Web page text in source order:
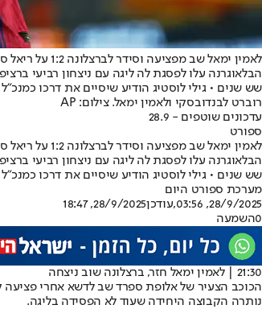
לאמין ימאל שב מפציעה וסידר לברצלונה 1:2 על ריאל סוסיאדד
שש שנים • גילי לוסטיג הודיע שיסיים את דרכו כמנכ"ל
רוברט לבנדובסקי ולאמין ימאל. צילום: AP
עדכונים שוטפים - 28.9
ספורט
לאמין ימאל שב מפציעה וסידר לברצלונה 1:2 על ריאל סוסיאדד
שש שנים • גילי לוסטיג הודיע שיסיים את דרכו כמנכ"ל
מערכת ספורט היום
28/9/2025, 03:56
,עודכן28/9/2025, 18:47
0השמעה
21:30 | לאמין ימאל חזר, ברצלונה שוב ניצחה
נותרה הקבוצה היחידה שעוד לא הפסידה בליגה.